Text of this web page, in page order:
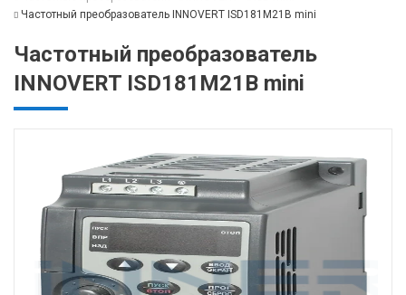
Частотный преобразователь INNOVERT ISD181M21B mini
Частотный преобразователь
INNOVERT ISD181M21B mini